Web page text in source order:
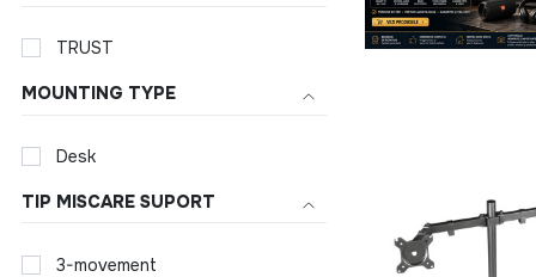
TRUST
MOUNTING TYPE
Desk
TIP MISCARE SUPORT
3-movement